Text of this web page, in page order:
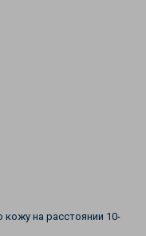
на расстоянии 10-